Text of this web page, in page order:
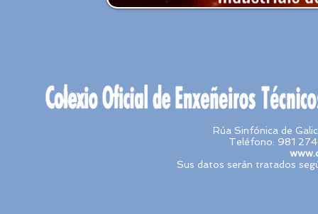
Rúa Sinfónica de
Teléfono: 981
Sus datos serán tratados